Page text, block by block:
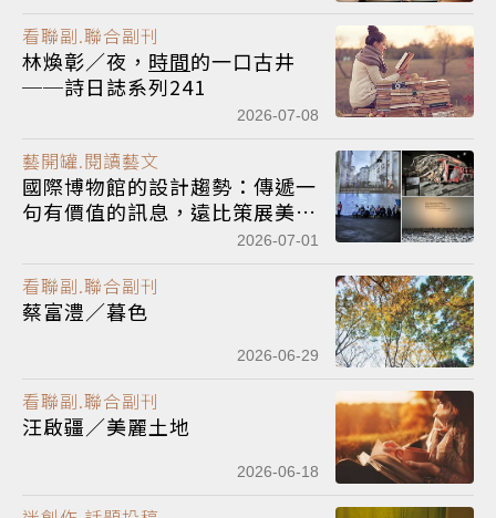
看聯副.聯合副刊
林煥彰／夜， 時間的一口古井
──詩日誌系列241
2026-07-08
藝開罐.閱讀藝文
國際博物館的設計趨勢：傳遞一
句有價值的訊息，遠比策展美學
2026-07-01
看聯副.聯合副刊
蔡富澧／暮色
2026-06-29
看聯副.聯合副刊
汪啟疆／美麗土地
2026-06-18